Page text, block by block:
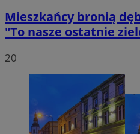
Mieszkańcy bronią
"To nasze ostatnie
20